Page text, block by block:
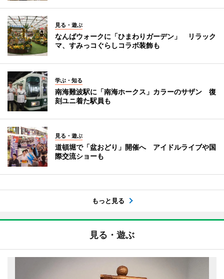
見る・遊ぶ
なんばウォークに「ひまわりガーデン」 リラック
マ、すみっコぐらしコラボ装飾も
学ぶ・知る
南海難波駅に「南海ホークス」カラーのサザン 復
刻ユニ着た駅員も
見る・遊ぶ
道頓堀で「盆おどり」開催へ アイドルライブや国
際交流ショーも
もっと見る
見る・遊ぶ